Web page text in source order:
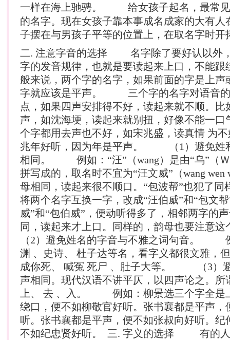
一样在海上驰骋。 给女孩子起名 ，最常
的名字。现在女孩子靠本事成名成家的大有人
子摆在与男孩子平等的位置上，在取名字时
二. 注意字音的选择 名字除了要好认以外
字的发音规律，也就是要读起来上口，不能跟
般来说，两个字的名字，如果前面的字是上声
字就应该是平声。 三个字的名字对语音的
点，如果四声安排得不好，读起来就不顺。比
声，如沈海埂，读起来就别扭，好像不能一口
个字都用去声也不好，如宋兆盛，读真情 为
兆年好听，因为年是平声。 （1）避免姓
相同。 例如：“汪”（wang）是由“乌”（Ｗ
拼写成的，取名时不宜为“汪文威”（wang wen
母相同，读起来很不顺口。“包波帮”也犯了同
将两个名字互换一字，改成“汪伯威”和“包文
威”和“包伯威”，便动听得多了，相邻两字的
同，读起来才上口。同样的，韵母也要注
（2）避免姓名的字音与不雅之词句音。
渊 、史诗、 杜子达等名，看字义都很文雅，
成你死、 喊冤 死尸 、肚子大等。 （3）
声相同。现代汉语不讲平仄，以四声论之。所
上、 去 、入。 例如：柳景选三个字全是
绕口，便不如柳敬官好听。张书襄都是平声，
听。张书襄都是平声，便不如张叔向好听。纪
不如纪忠贤好听。 三. 字义的选择 有的人